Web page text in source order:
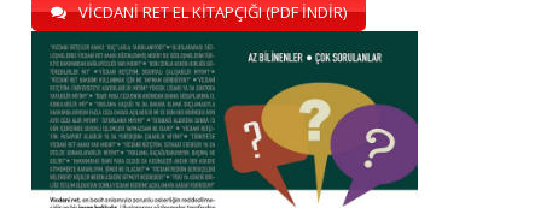
VİCDANİ RET EL KİTAPÇIĞI (PDF İNDİR)